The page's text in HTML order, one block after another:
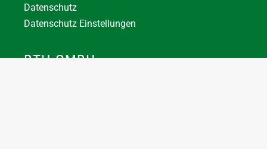
Datenschutz
Datenschutz Einstellungen
BTH GMBH